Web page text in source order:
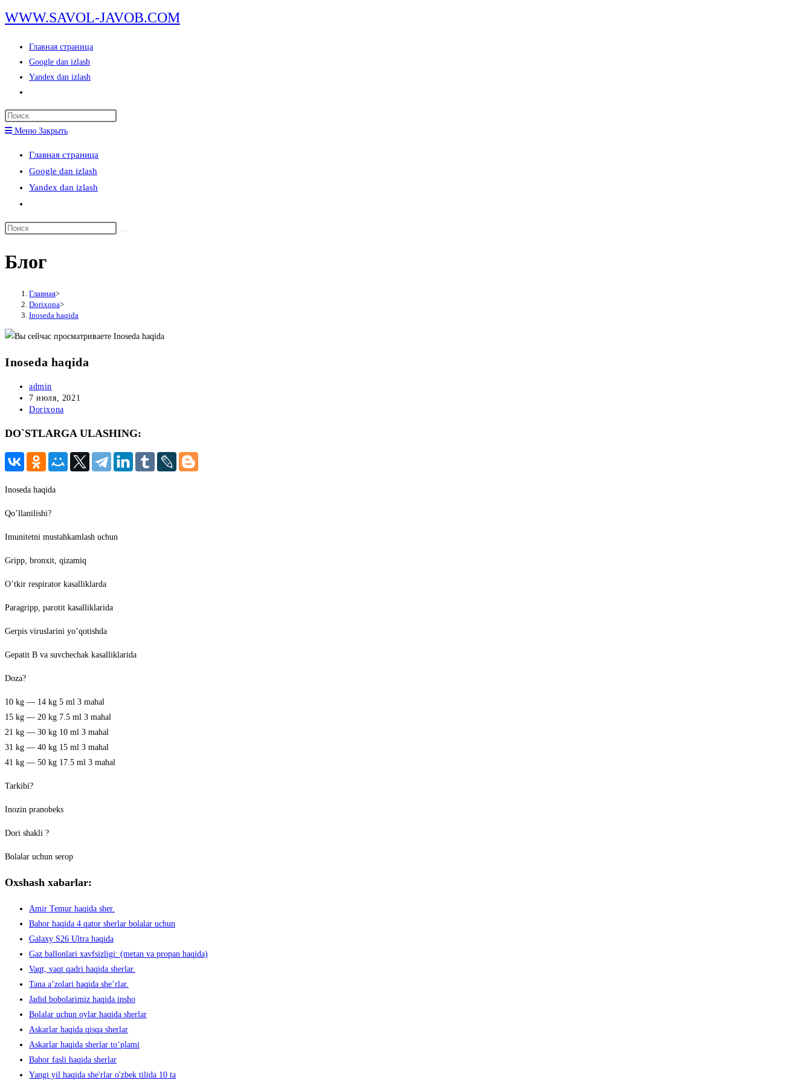
Перейти
к
содержимому
WWW.SAVOL-JAVOB.COM
Главная страница
Google dan izlash
Yandex dan izlash
по
веб-
сайту
Меню Закрыть
Главная страница
Google dan izlash
Yandex dan izlash
по
сайту
Поиск
сайте
Блог
Главная>
Dorixona>
Inoseda haqida
Inoseda haqida
Автор
записи:
admin
Запись
опубликована:
7 июля, 2021
Рубрика
Dorixona
DO`STLARGA ULASHING:
Inoseda haqida
Qo’llanilishi?
Imunitetni mustahkamlash uchun
Gripp, bronxit, qizamiq
O’tkir respirator kasalliklarda
Paragripp, parotit kasalliklarida
Gerpis viruslarini yo’qotishda
Gepatit B va suvchechak kasalliklarida
Doza?
10 kg — 14 kg 5 ml 3 mahal
15 kg — 20 kg 7.5 ml 3 mahal
21 kg — 30 kg 10 ml 3 mahal
31 kg — 40 kg 15 ml 3 mahal
41 kg — 50 kg 17.5 ml 3 mahal
Tarkibi?
Inozin pranobeks
Dori shakli ?
Bolalar uchun serop
Oxshash xabarlar:
Amir Temur haqida sher.
Bahor haqida 4 qator sherlar bolalar uchun
Galaxy S26 Ultra haqida
Gaz ballonlari xavfsizligi: (metan va propan haqida)
Vaqt, vaqt qadri haqida sherlar.
Tana aʼzolari haqida sheʼrlar.
Jadid bobolarimiz haqida insho
Bolalar uchun oylar haqida sherlar
Askarlar haqida qisqa sherlar
Askarlar haqida sherlar to‘plami
Bahor fasli haqida sherlar
Yangi yil haqida she'rlar o'zbek tilida 10 ta